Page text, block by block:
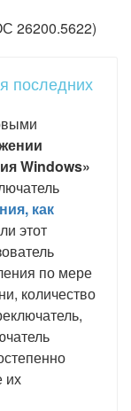
последних
Windows»
как
этот
по мере
количество
их